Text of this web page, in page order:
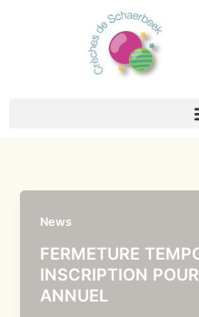
News
FERMETURE
INSCRIPTION
ANNUEL